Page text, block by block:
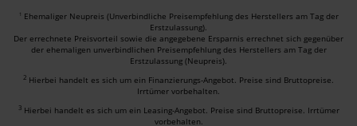
1 Ehemaliger Neupreis (Unverbindliche Preisempfehlung des Herstellers am Tag der
Erstzulassung).
Der errechnete Preisvorteil sowie die angegebene Ersparnis errechnet sich gegenüber
der ehemaligen unverbindlichen Preisempfehlung des Herstellers am Tag der
Erstzulassung (Neupreis).
2 Hierbei handelt es sich um ein Finanzierungs-Angebot. Preise sind Bruttopreise.
Irrtümer vorbehalten.
3 Hierbei handelt es sich um ein Leasing-Angebot. Preise sind Bruttopreise. Irrtümer
vorbehalten.